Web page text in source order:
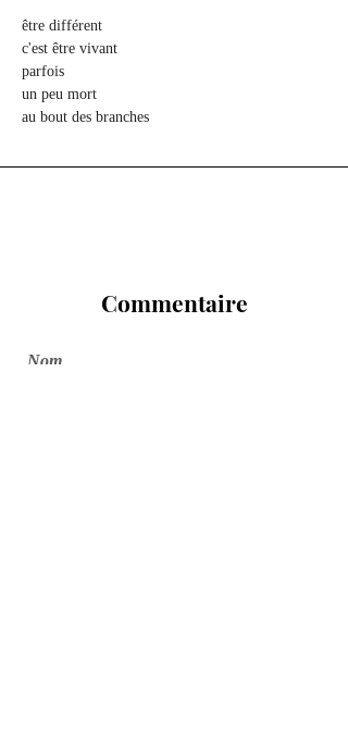
être différent
c'est être vivant
parfois
un peu mort
au bout des branches
Commentaire